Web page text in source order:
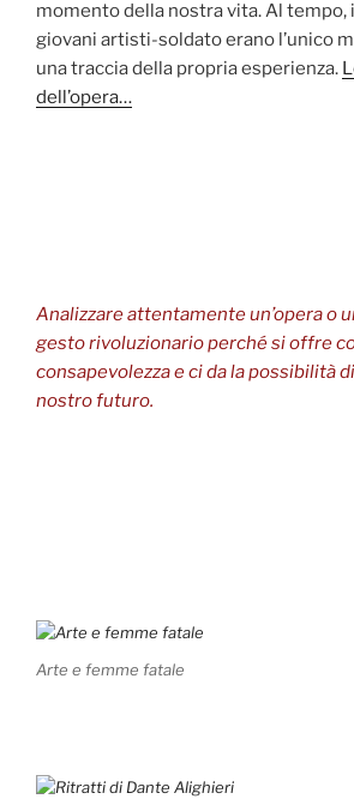
momento della nostra vita. Al tempo,
giovani artisti-soldato erano l’unico
una traccia della propria esperienza.
dell’opera…
Analizzare attentamente un’opera o
gesto rivoluzionario perché si offre
consapevolezza e ci da la possibilità
nostro futuro.
Arte e femme fatale